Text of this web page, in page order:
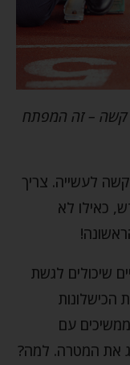
קשה – זה המפתח
לעשייה. צריך
כאילו לא
שיכולים לגשת
הכישלונות
עם
את המטרה. למה?